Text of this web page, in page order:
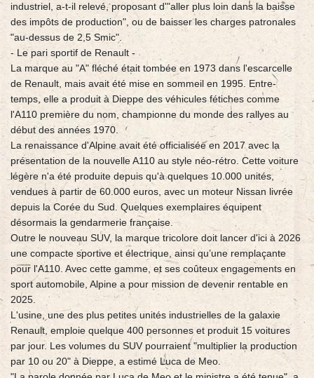
industriel, a-t-il relevé, proposant d'"aller plus loin dans la baisse
des impôts de production", ou de baisser les charges patronales
"au-dessus de 2,5 Smic".
- Le pari sportif de Renault -
La marque au "A" fléché était tombée en 1973 dans l'escarcelle
de Renault, mais avait été mise en sommeil en 1995. Entre-
temps, elle a produit à Dieppe des véhicules fétiches comme
l'A110 première du nom, championne du monde des rallyes au
début des années 1970.
La renaissance d'Alpine avait été officialisée en 2017 avec la
présentation de la nouvelle A110 au style néo-rétro. Cette voiture
légère n'a été produite depuis qu'à quelques 10.000 unités,
vendues à partir de 60.000 euros, avec un moteur Nissan livrée
depuis la Corée du Sud. Quelques exemplaires équipent
désormais la gendarmerie française.
Outre le nouveau SUV, la marque tricolore doit lancer d'ici à 2026
une compacte sportive et électrique, ainsi qu’une remplaçante
pour l'A110. Avec cette gamme, et ses coûteux engagements en
sport automobile, Alpine a pour mission de devenir rentable en
2025.
L'usine, une des plus petites unités industrielles de la galaxie
Renault, emploie quelque 400 personnes et produit 15 voitures
par jour. Les volumes du SUV pourraient "multiplier la production
par 10 ou 20" à Dieppe, a estimé Luca de Meo.